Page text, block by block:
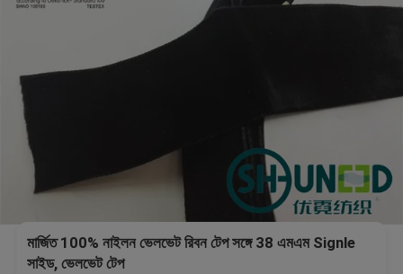
মার্জিত 100% নাইলন ভেলভেট রিবন টেপ সঙ্গে 38 এমএম Signle
সাইড, ভেলভেট টেপ